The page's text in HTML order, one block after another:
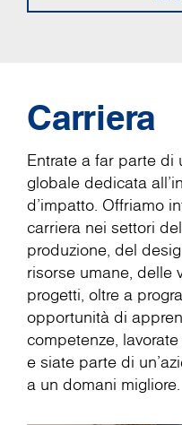
Carriera
Entrate a far parte
globale dedicata
d'impatto. Offriamo
carriera nei settori
produzione, del
risorse umane, delle
progetti, oltre a
opportunità di
competenze,
e siate parte di
a un domani migliore.